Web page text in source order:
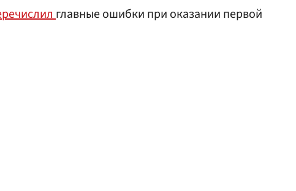
главные ошибки при оказании первой